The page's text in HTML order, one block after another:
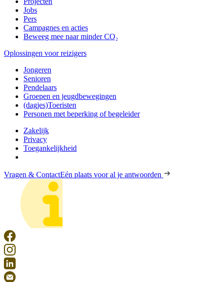
Jobs
Pers
Campagnes en acties
Beweeg mee naar minder CO₂
Oplossingen voor reizigers
Jongeren
Senioren
Pendelaars
Groepen en jeugdbewegingen
(dagjes)Toeristen
Personen met beperking of begeleider
Zakelijk
Privacy
Toegankelijkheid
Vragen & ContactEén plaats voor al je antwoorden